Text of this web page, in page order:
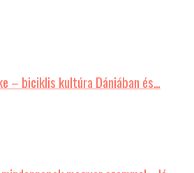
– biciklis kultúra Dániában és…